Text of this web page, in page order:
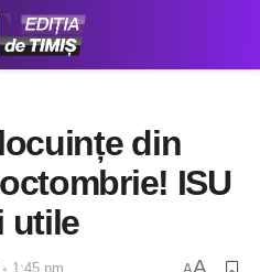
din
ISU
utile
1:45 pm A